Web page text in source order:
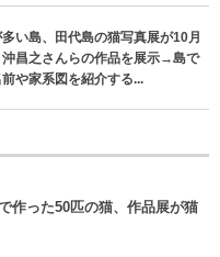
い島、田代島の猫写真展が10月
沖昌之さんらの作品を展示→島で
や家系図を紹介する...
作った50匹の猫、作品展が猫